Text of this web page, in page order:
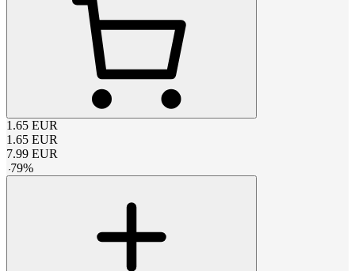
1.65 EUR
1.65 EUR
7.99 EUR
-79%